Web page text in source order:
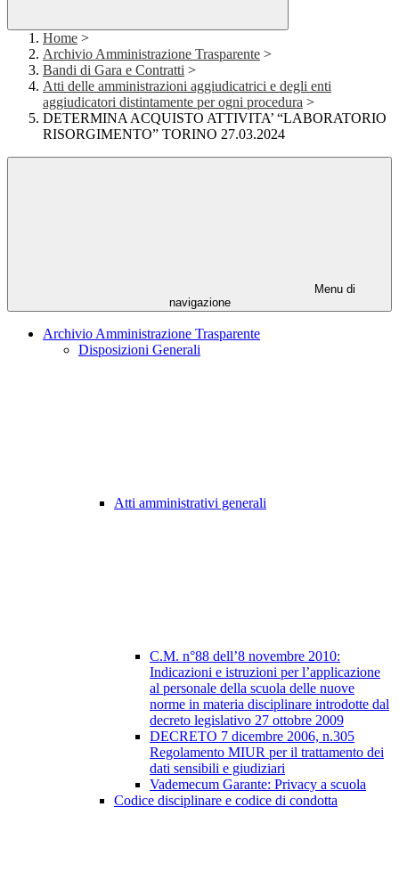
Home >
Archivio Amministrazione Trasparente >
Bandi di Gara e Contratti >
Atti delle amministrazioni aggiudicatrici e degli enti
aggiudicatori distintamente per ogni procedura >
DETERMINA ACQUISTO ATTIVITA’ “LABORATORIO
RISORGIMENTO” TORINO 27.03.2024
Menu di
navigazione
Archivio Amministrazione Trasparente
Disposizioni Generali
Atti amministrativi generali
C.M. n°88 dell’8 novembre 2010:
Indicazioni e istruzioni per l’applicazione
al personale della scuola delle nuove
norme in materia disciplinare introdotte dal
decreto legislativo 27 ottobre 2009
DECRETO 7 dicembre 2006, n.305
Regolamento MIUR per il trattamento dei
dati sensibili e giudiziari
Vademecum Garante: Privacy a scuola
Codice disciplinare e codice di condotta